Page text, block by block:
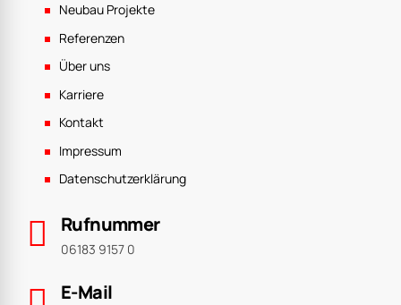
Neubau Projekte
Referenzen
Über uns
Karriere
Kontakt
Impressum
Datenschutzerklärung
Rufnummer
06183 9157 0
E-Mail